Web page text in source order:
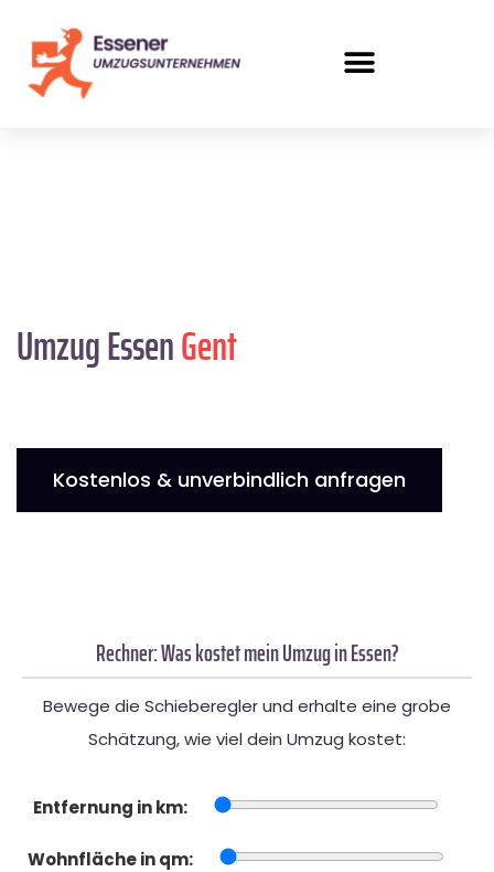
Umzug EssenGent
Kostenlos & unverbindlich anfragen
Rechner: Was kostet mein Umzug in Essen?
Bewege die Schieberegler und erhalte eine grobe
Schätzung, wie viel dein Umzug kostet:
Entfernung in km:
Wohnfläche in qm: